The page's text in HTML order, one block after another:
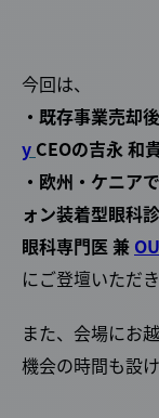
今回は、
・既存事業売却
y CEOの吉永 和
・欧州・ケニア
ォン装着型眼科
眼科専門医 兼
にご登壇いただ
また、会場にお
機会の時間も設